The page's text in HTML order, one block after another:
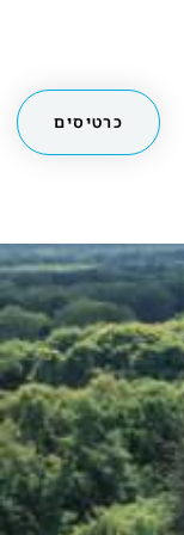
כרטיסים